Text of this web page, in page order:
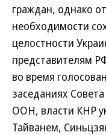
граждан, однако
необходимости
целостности
представителям
во время
заседаниях
ООН, власти КНР
Тайванем,